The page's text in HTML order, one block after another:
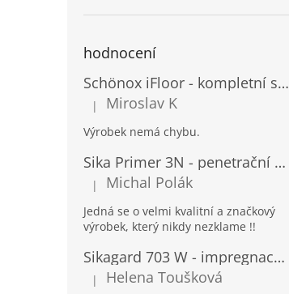
hodnocení
Schönox iFloor - kompletní set pro lepení vinylových podlah
Hodnocení produktu je 5 z 5 hvězdiček.
| Miroslav K
Výrobek nemá chybu.
Sika Primer 3N - penetrační nátěr pro porézní povrchy a kovy
Hodnocení produktu je 5 z 5 hvězdiček.
| Michal Polák
Jedná se o velmi kvalitní a značkový
výrobek, který nikdy nezklame !!
Sikagard 703 W - impregnace na fasády a kámen
Hodnocení produktu je 5 z 5 hvězdiček.
| Helena Toušková